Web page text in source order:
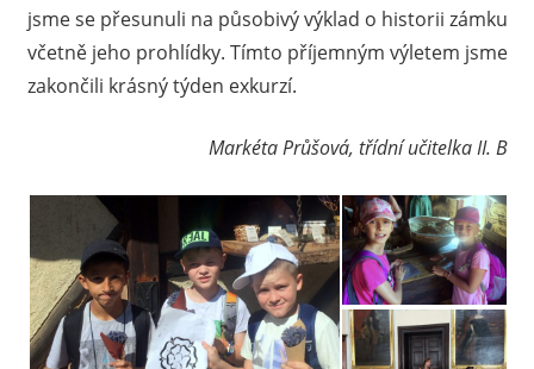
jsme se přesunuli na působivý výklad o historii zámku
včetně jeho prohlídky. Tímto příjemným výletem jsme
zakončili krásný týden exkurzí.
Markéta Průšová, třídní učitelka II. B